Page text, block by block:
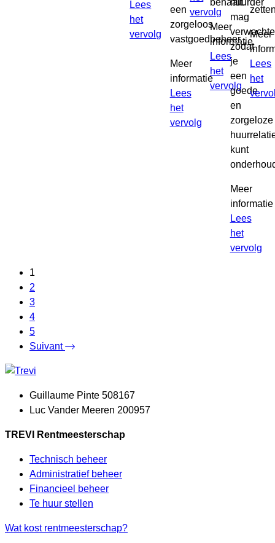
Lees
het
vervolg
een
zorgeloos
vastgoedbeheer.
Meer
informatie
Lees
het
vervolg
vervolg
behaalt.
Meer
informatie
Lees
het
vervolg
huurder
mag
zodat
je
een
goede
en
zorgeloze
kunt
Meer
informatie
Lees
het
vervolg
Meer
Lees
het
1
2
3
4
5
Suivant
Guillaume Pinte 508167
Luc Vander Meeren 200957
TREVI Rentmeesterschap
Technisch beheer
Administratief beheer
Financieel beheer
Te huur stellen
Wat kost rentmeesterschap?